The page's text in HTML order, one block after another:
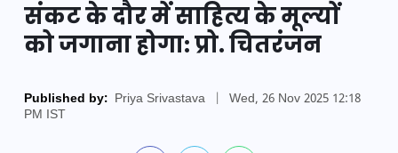
संकट के दौर में साहित्य के मूल्यों
को जगाना होगा: प्रो. चितरंजन
Published by: Priya Srivastava
Wed, 26 Nov 2025 12:18
PM IST